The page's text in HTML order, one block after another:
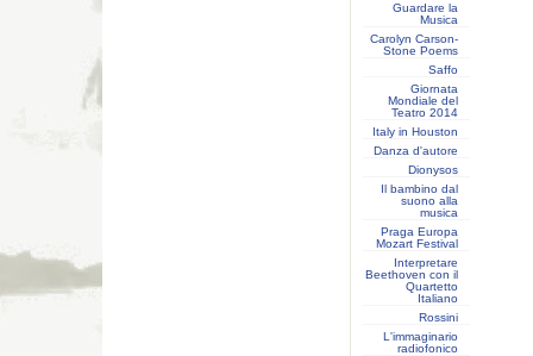
Guardare la
Musica
Carolyn Carson-
Stone Poems
Saffo
Giornata
Mondiale del
Teatro 2014
Italy in Houston
Danza d'autore
Dionysos
Il bambino dal
suono alla
musica
Praga Europa
Mozart Festival
Interpretare
Beethoven con il
Quartetto
Italiano
Rossini
L'immaginario
radiofonico